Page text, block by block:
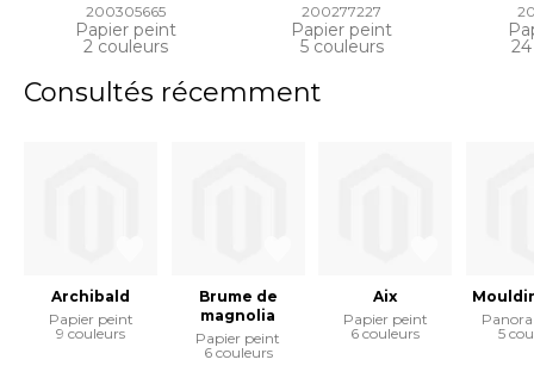
200305665
Papier peint
2 couleurs
200277227
Papier peint
5 couleurs
Consultés récemment
Archibald
Papier peint
9 couleurs
Brume de
magnolia
Papier peint
6 couleurs
Aix
Papier peint
6 couleurs
5